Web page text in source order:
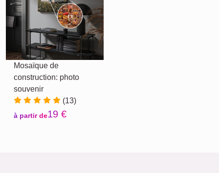
Mosaïque de
construction: photo
souvenir
(13)
à partir de19 €